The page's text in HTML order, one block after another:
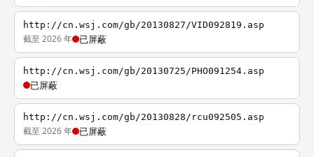
http://cn.wsj.com/gb/20130827/VID092819.asp
截至 2026 年 已屏蔽
http://cn.wsj.com/gb/20130725/PHO091254.asp
已屏蔽
http://cn.wsj.com/gb/20130828/rcu092505.asp
截至 2026 年 已屏蔽